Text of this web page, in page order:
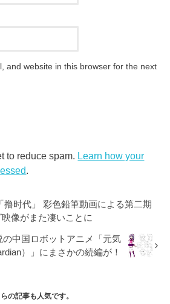
and website in this browser for the next
to reduce spam. Learn how your
.
撸时代」 彩色鉛筆動画による第二期
像がまた凄いことに
の中国ロボットアニメ「元気
）」にまさかの続編が！
の記事も人気です。